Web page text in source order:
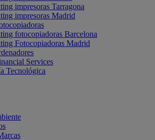
impresoras Tarragona
impresoras Madrid
fotocopiadoras Barcelona
Fotocopiadoras Madrid
Services
Tecnológica